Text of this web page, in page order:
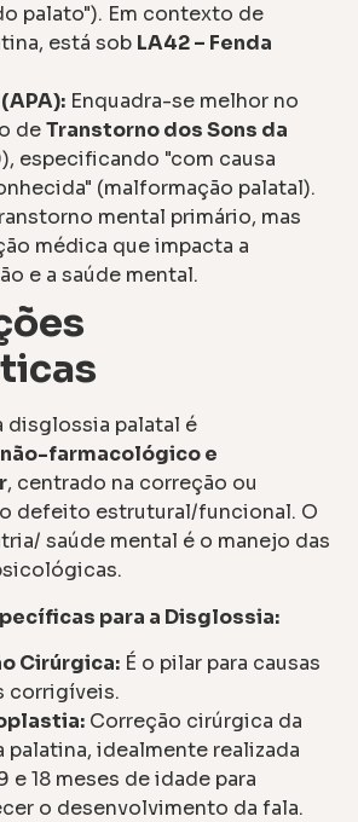
palato"). Em contexto de
está sob LA42 – Fenda
Enquadra-se melhor no
deTranstorno dos Sons da
especificando "com causa
(malformação palatal).
mental primário, mas
médica que impacta a
e a saúde mental.
disglossia palatal é
farmacológico e
, centrado na correção ou
defeito estrutural/funcional. O
saúde mental é o manejo das
para a Disglossia:
Cirúrgica: É o pilar para causas
corrigíveis.
Correção cirúrgica da
palatina, idealmente realizada
e 18 meses de idade para
o desenvolvimento da fala.